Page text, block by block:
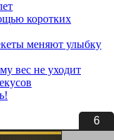
6
коротких
меняют улыбку
вес не уходит